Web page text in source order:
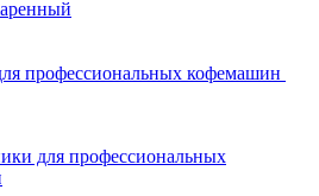
профессиональных кофемашин
для профессиональных